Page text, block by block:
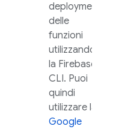
deployment
delle
funzioni
utilizzando
la Firebase
CLI. Puoi
quindi
utilizzare la
Google